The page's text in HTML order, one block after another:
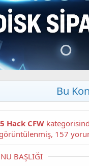
Bu
Hack CFW
okuyorsunuz. Bu konu
BAŞLIĞI